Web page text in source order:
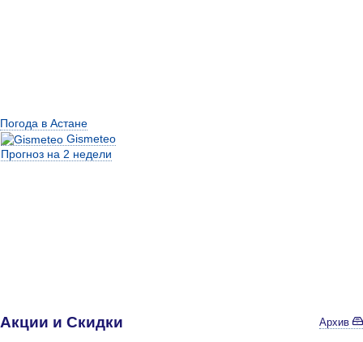
Погода в Астане
Gismeteo
Прогноз на 2 недели
Акции и Скидки Архив